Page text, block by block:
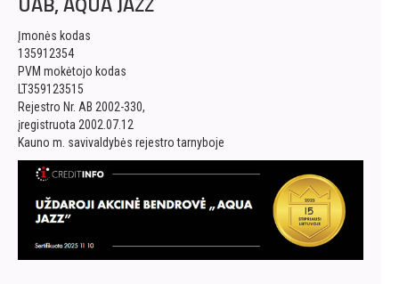
Įmonės kodas
135912354
PVM mokėtojo kodas
LT359123515
Rejestro Nr. AB 2002-330,
įregistruota 2002.07.12
Kauno m. savivaldybės rejestro tarnyboje